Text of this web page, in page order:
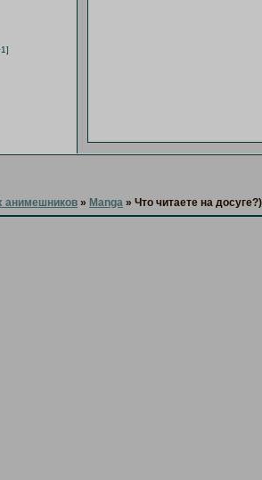
анимешников » Manga »Что читаете на досуге?)